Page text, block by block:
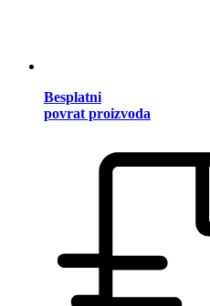
Besplatni
povrat proizvoda